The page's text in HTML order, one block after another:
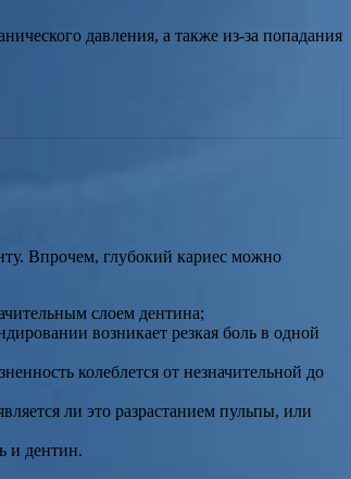
давления, а также из-за попадания
Впрочем, глубокий кариес можно
слоем дентина;
возникает резкая боль в одной
колеблется от незначительной до
ли это разрастанием пульпы, или
и дентин.